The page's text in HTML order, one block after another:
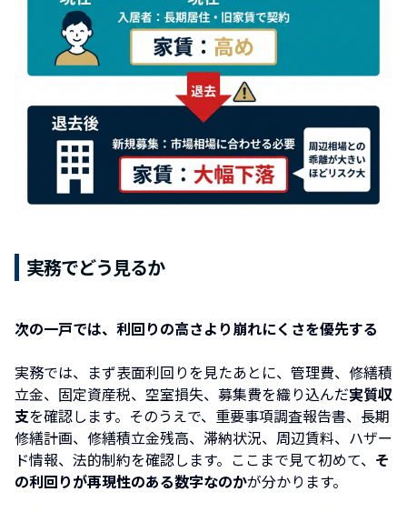
実務でどう見るか
次の一戸では、利回りの高さより崩れにくさを優先する
実務では、まず表面利回りを見たあとに、管理費、修繕積
立金、固定資産税、空室損失、募集費を織り込んだ実質収
支を確認します。そのうえで、重要事項調査報告書、長期
修繕計画、修繕積立金残高、滞納状況、周辺賃料、ハザー
ド情報、法的制約を確認します。ここまで見て初めて、 そ
の利回りが再現性のある数字なのかが分かります。